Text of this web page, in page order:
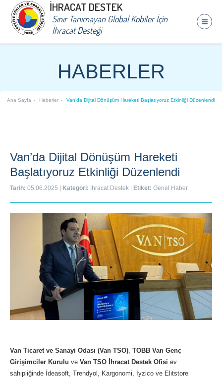
İHRACAT DESTEK
Sınır Tanımayan Global Kobiler İçin
İhracat Desteği
HABERLER
Ana Sayfa Haberler Van’da Dijital Dönüşüm Hareketi Başlatıyoruz Etkinliği Düzenlendi
Van’da Dijital Dönüşüm Hareketi
Başlatıyoruz Etkinliği Düzenlendi
Tarih: 05.06.2025 Kategori: İhracat Destek Etiket: Genel Haber
Van Ticaret ve Sanayi Odası (Van TSO) TOBB Van Genç
Girişimciler Kurulu ve Van TSO İhracat Destek Ofisi ev
sahipliğinde İdeasoft, Trendyol, Kargonomi, İyzico ve Elitstore